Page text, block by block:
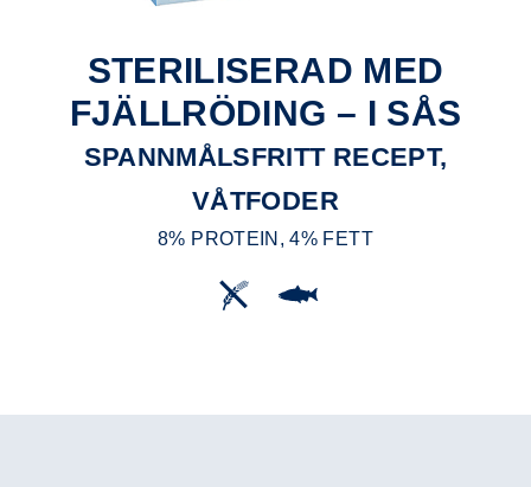
STERILISERAD MED
FJÄLLRÖDING – I SÅS
SPANNMÅLSFRITT RECEPT,
VÅTFODER
8% PROTEIN, 4% FETT